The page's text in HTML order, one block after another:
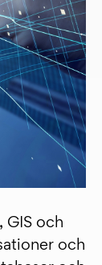
GIS och
och